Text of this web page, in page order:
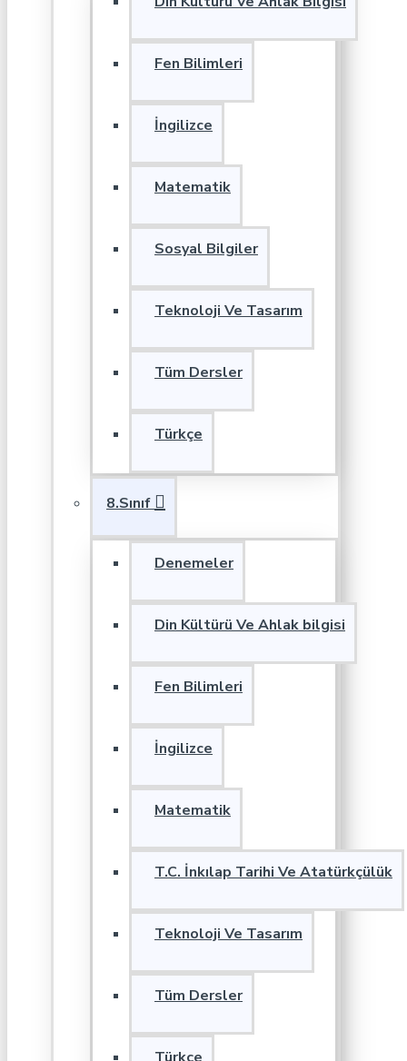
Fen Bilimleri
İngilizce
Matematik
Sosyal Bilgiler
Teknoloji Ve Tasarım
Tüm Dersler
Türkçe
8.Sınıf
Denemeler
Din Kültürü Ve Ahlak bilgisi
Fen Bilimleri
İngilizce
Matematik
T.C. İnkılap Tarihi Ve Atatürkçülük
Teknoloji Ve Tasarım
Tüm Dersler